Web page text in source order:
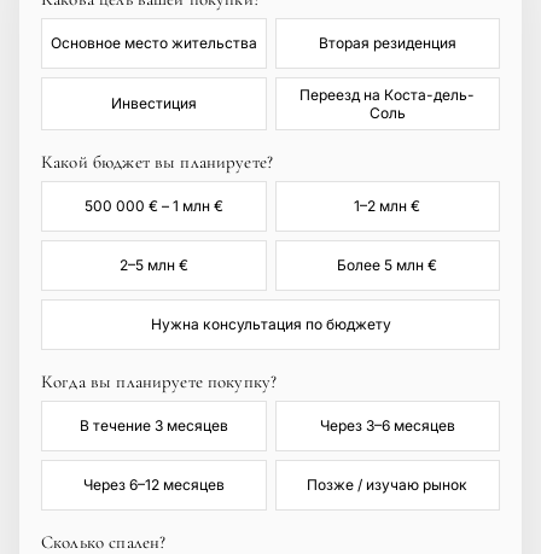
Основное место жительства Вторая резиденция
Инвестиция
Переезд на Коста-дель-
Соль
Какой бюджет вы планируете?
500 000 € – 1 млн € 1–2 млн €
2–5 млн € Более 5 млн €
Нужна консультация по бюджету
Когда вы планируете покупку?
В течение 3 месяцев Через 3–6 месяцев
Через 6–12 месяцев Позже / изучаю рынок
Сколько спален?